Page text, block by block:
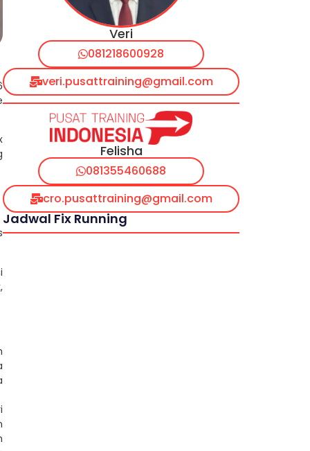
Veri
081218600928
veri.pusattraining@gmail.com
Felisha
081355460688
cro.pusattraining@gmail.com
Jadwal Fix Running